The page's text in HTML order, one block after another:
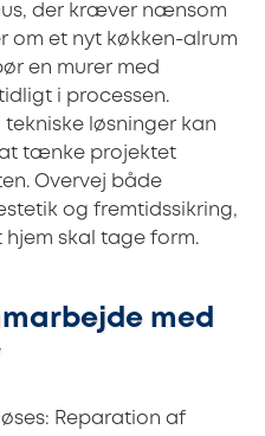
der kræver nænsom
om et nyt køkken-alrum
en murer med
i processen.
løsninger kan
at tænke projektet
Overvej både
og fremtidssikring,
skal tage form.
med
Reparation af